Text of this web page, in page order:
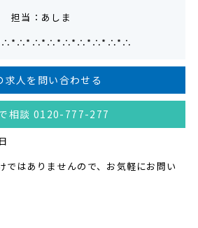
担当：あしま
求人を問い合わせる
相談 0120-777-277
はありませんので、お気軽にお問い